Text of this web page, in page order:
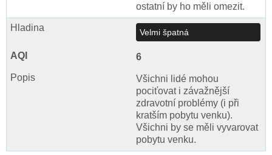
ostatní by ho měli omezit.
Velmi špatná
6
Všichni lidé mohou
pociťovat i závažnější
zdravotní problémy (i při
kratším pobytu venku).
Všichni by se měli vyvarovat
pobytu venku.